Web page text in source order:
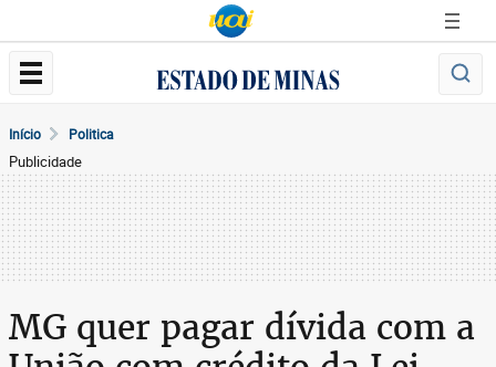
Início Politica
Publicidade
MG quer pagar dívida com a